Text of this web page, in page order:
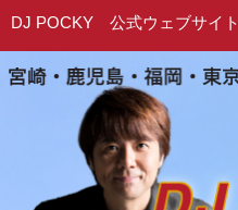
DJ POCKY 公式ウェブサイト